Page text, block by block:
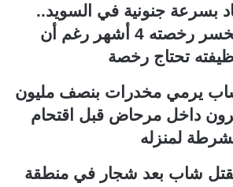
بسرعة جنونية في السويد..
فخسر رخصته 4 أشهر رغم أن
تحتاج رخصة
يرمي مخدرات بنصف مليون
داخل مرحاض قبل اقتحام
لمنزله
شاب بعد شجار في منطقة